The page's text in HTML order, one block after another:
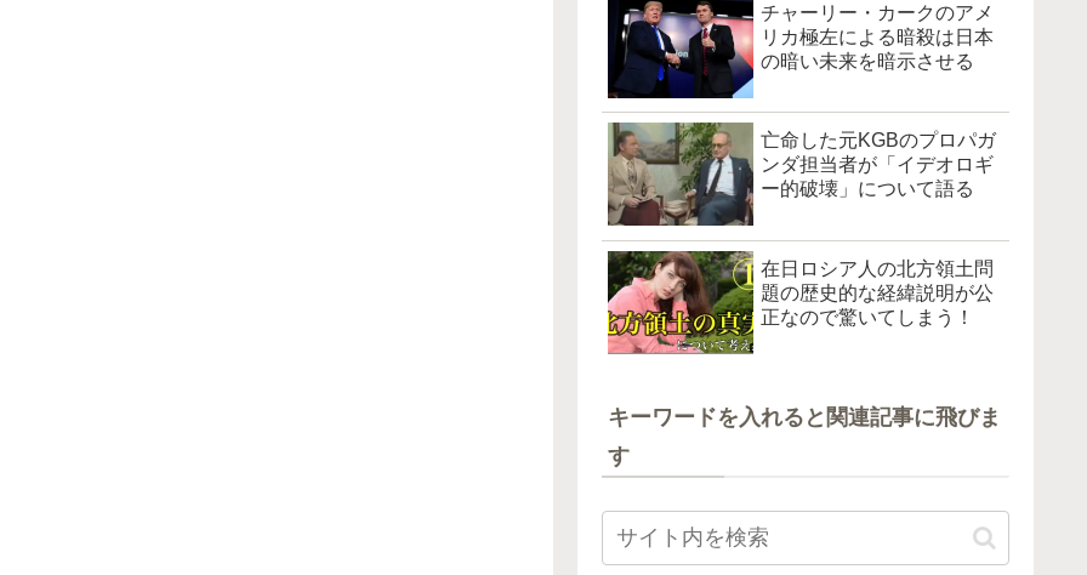
チャーリー・カークのアメ
リカ極左による暗殺は日本
の暗い未来を暗示させる
亡命した元KGBのプロパガ
ンダ担当者が「イデオロギ
ー的破壊」について語る
在日ロシア人の北方領土問
題の歴史的な経緯説明が公
正なので驚いてしまう！
キーワードを入れると関連記事に飛びま
す